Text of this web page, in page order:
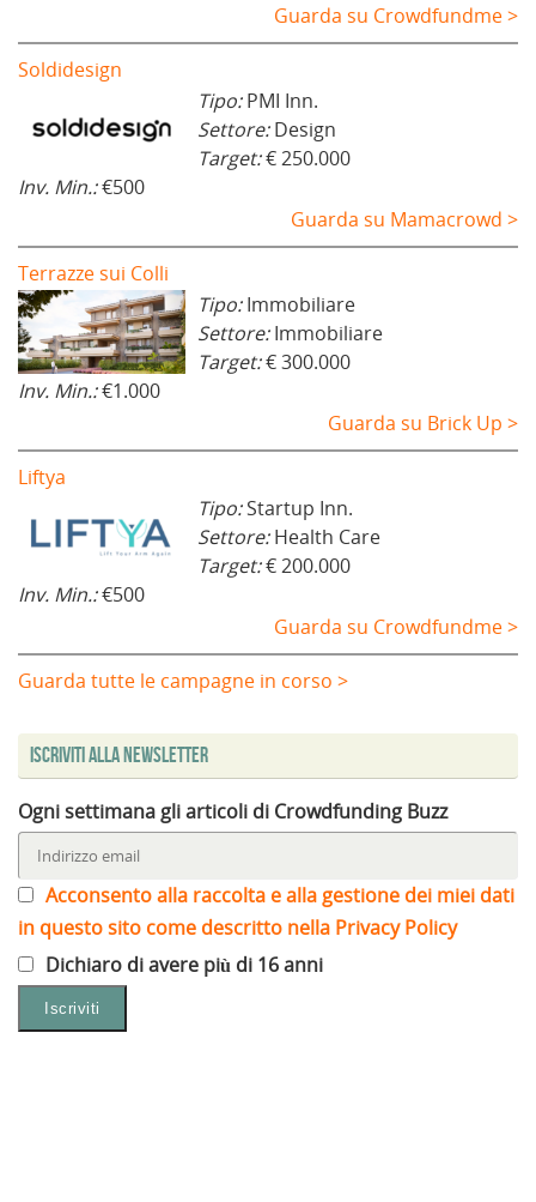
Guarda su Crowdfundme >
Soldidesign
Tipo:PMI Inn.
Settore:Design
Target:€ 250.000
Inv. Min.:€500
Guarda su Mamacrowd >
Terrazze sui Colli
Tipo:Immobiliare
Settore:Immobiliare
Target:€ 300.000
Inv. Min.:€1.000
Guarda su Brick Up >
Liftya
Tipo:Startup Inn.
Settore:Health Care
Target:€ 200.000
Inv. Min.:€500
Guarda su Crowdfundme >
Guarda tutte le campagne in corso >
Iscriviti alla Newsletter
Ogni settimana gli articoli di Crowdfunding Buzz
Acconsento alla raccolta e alla gestione dei miei dati
in questo sito come descritto nella Privacy Policy
Dichiaro di avere più di 16 anni